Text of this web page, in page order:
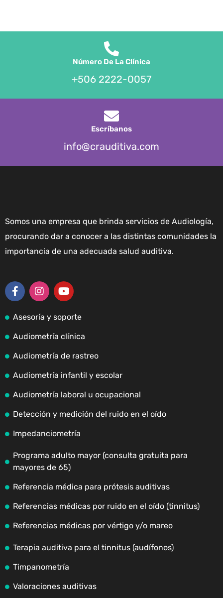
Número De La Clínica
+506 2222-0057
Escríbanos
info@crauditiva.com
Somos una empresa que brinda servicios de Audiología,
procurando dar a conocer a las distintas comunidades la
importancia de una adecuada salud auditiva.
Asesoría y soporte
Audiometría clínica
Audiometría de rastreo
Audiometría infantil y escolar
Audiometría laboral u ocupacional
Detección y medición del ruido en el oído
Impedanciometría
Programa adulto mayor (consulta gratuita para
mayores de 65)
Referencia médica para prótesis auditivas
Referencias médicas por ruido en el oído (tinnitus)
Referencias médicas por vértigo y/o mareo
Terapia auditiva para el tinnitus (audífonos)
Timpanometría
Valoraciones auditivas